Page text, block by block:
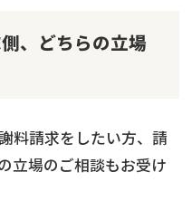
、どちらの立場
料請求をしたい方、請
立場のご相談もお受け